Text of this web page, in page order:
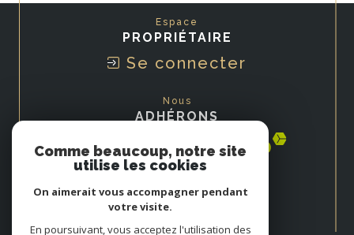
Espace
PROPRIÉTAIRE
Se connecter
Nous
ADHÉRONS
Comme beaucoup, notre site
utilise les cookies
On aimerait vous accompagner pendant
votre visite.
En poursuivant, vous acceptez l'utilisation des